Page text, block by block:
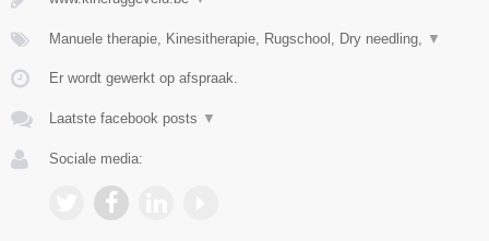
Manuele therapie, Kinesitherapie, Rugschool, Dry needling, ▼
Er wordt gewerkt op afspraak.
Laatste facebook posts ▼
Sociale media: